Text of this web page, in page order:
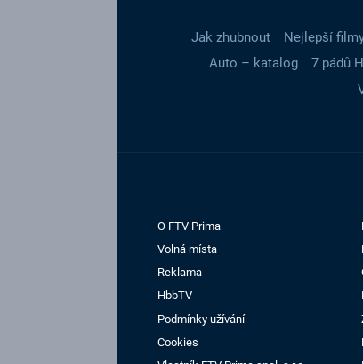
Jak zhubnout Nejlepší
Auto – katalog
7 pádů
O FTV Prima
Volná místa
Reklama
HbbTV
Podmínky užívání
Cookies